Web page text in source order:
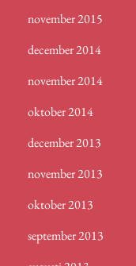
november 2015
december 2014
november 2014
oktober 2014
december 2013
november 2013
oktober 2013
september 2013